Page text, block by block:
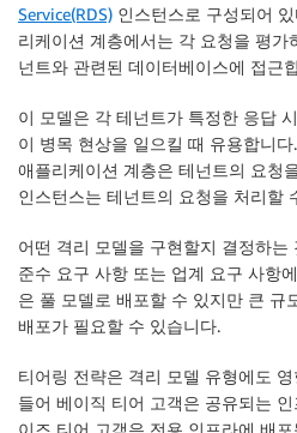
Service(RDS) 인스턴스로 구성되어
리케이션 계층에서는 각 요청을 평가
넌트와 관련된 데이터베이스에 접근
이 모델은 각 테넌트가 특정한 응답
이 병목 현상을 일으킬 때 유용합니
애플리케이션 계층은 테넌트의 요청
인스턴스는 테넌트의 요청을 처리할
어떤 격리 모델을 구현할지 결정하는
준수 요구 사항 또는 업계 요구 사항
은 풀 모델로 배포할 수 있지만 큰 규
배포가 필요할 수 있습니다.
티어링 전략은 격리 모델 유형에도
들어 베이직 티어 고객은 공유되는
이즈 티어 고객은 전용 인프라에 배포